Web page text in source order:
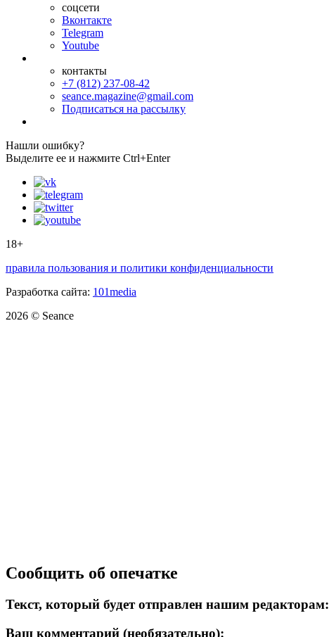
соцсети
Вконтакте
Telegram
Youtube
контакты
+7 (812) 237-08-42
seance.magazine@gmail.com
Подписаться на рассылку
Нашли ошибку?
Выделите ее и нажмите Ctrl+Enter
18+
правила пользования и политики конфиденциальности
Разработка сайта: 101media
2026 © Seance
Сообщить об опечатке
Текст, который будет отправлен нашим редакторам:
Ваш комментарий (необязательно):